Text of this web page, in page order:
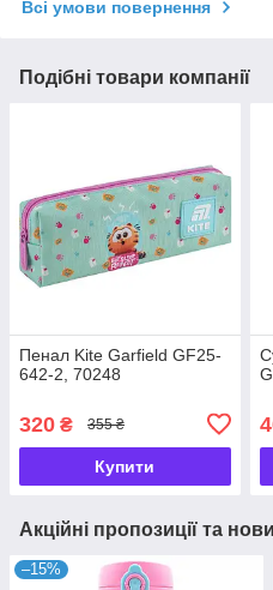
Всі умови повернення
Подібні товари компанії
Пенал Kite Garfield GF25-
642-2, 70248
320 ₴ 355 ₴
Купити
Акційні пропозиції та
–15%